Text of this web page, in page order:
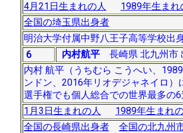
4月21日生まれの人
1989年生まれ
全国の埼玉県出身者
明治大学付属中野八王子高等学校
6
内村航平長崎県 北九州市
内村 航平（うちむら こうへい、
ンドン、2016年リオデジャネイロ
選手権でも個人総合での世界最多の
1月3日生まれの人
1989年生まれ
全国の長崎県出身者
全国の北九州